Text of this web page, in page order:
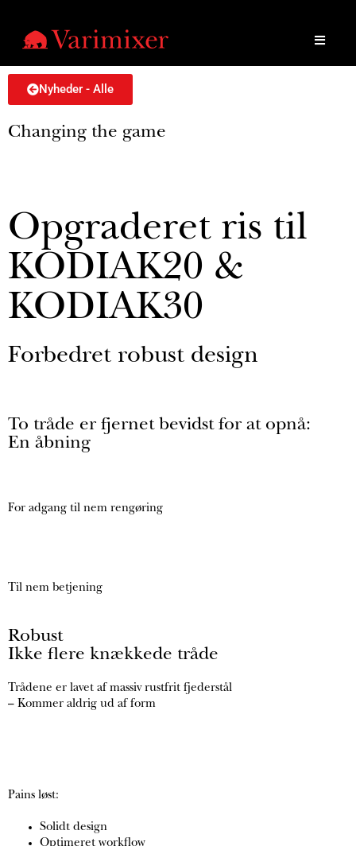
Nyheder - Alle
Changing the game
Opgraderet ris til
KODIAK20 &
KODIAK30
Forbedret robust design
To tråde er fjernet bevidst for at opnå:
En åbning
For adgang til nem rengøring
Til nem betjening
Robust
Ikke flere knækkede tråde
Trådene er lavet af massiv rustfrit fjederstål
– Kommer aldrig ud af form
Pains løst:
Solidt design
Optimeret workflow